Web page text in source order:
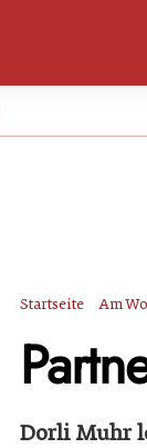
Startseite Am
Dorli Muhr